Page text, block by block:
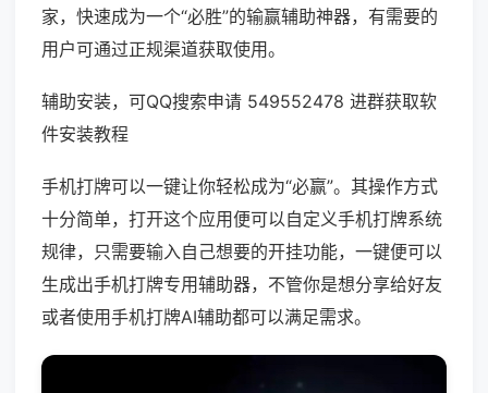
家，快速成为一个“必胜”的输赢辅助神器，有需要的
用户可通过正规渠道获取使用。
辅助安装，可QQ搜索申请 549552478 进群获取软
件安装教程
手机打牌可以一键让你轻松成为“必赢”。其操作方式
十分简单，打开这个应用便可以自定义手机打牌系统
规律，只需要输入自己想要的开挂功能，一键便可以
生成出手机打牌专用辅助器，不管你是想分享给好友
或者使用手机打牌AI辅助都可以满足需求。